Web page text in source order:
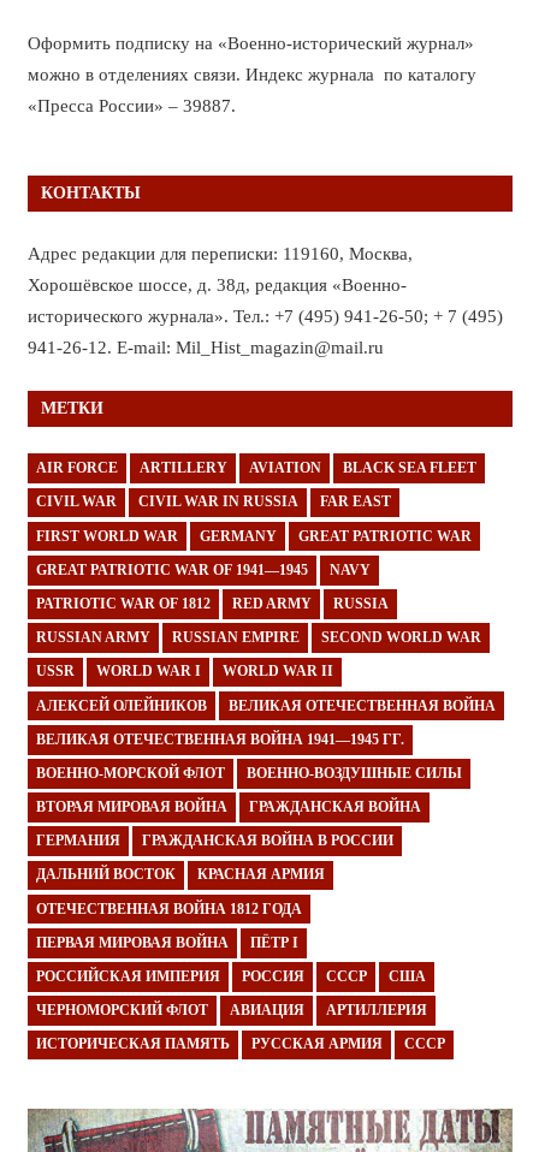
Оформить подписку на «Военно-исторический журнал»
можно в отделениях связи. Индекс журнала по каталогу
«Пресса России» – 39887.
КОНТАКТЫ
Адрес редакции для переписки: 119160, Москва,
Хорошёвское шоссе, д. 38д, редакция «Военно-
исторического журнала». Тел.: +7 (495) 941-26-50; + 7 (495)
941-26-12. E-mail: Mil_Hist_magazin@mail.ru
МЕТКИ
AIR FORCE ARTILLERY AVIATION BLACK SEA FLEET
CIVIL WAR CIVIL WAR IN RUSSIA FAR EAST
FIRST WORLD WAR GERMANY GREAT PATRIOTIC WAR
GREAT PATRIOTIC WAR OF 1941—1945 NAVY
PATRIOTIC WAR OF 1812 RED ARMY RUSSIA
RUSSIAN ARMY RUSSIAN EMPIRE SECOND WORLD WAR
USSR WORLD WAR I WORLD WAR II
АЛЕКСЕЙ ОЛЕЙНИКОВ ВЕЛИКАЯ ОТЕЧЕСТВЕННАЯ ВОЙНА
ВЕЛИКАЯ ОТЕЧЕСТВЕННАЯ ВОЙНА 1941—1945 ГГ.
ВОЕННО-МОРСКОЙ ФЛОТ ВОЕННО-ВОЗДУШНЫЕ СИЛЫ
ВТОРАЯ МИРОВАЯ ВОЙНА ГРАЖДАНСКАЯ ВОЙНА
ГЕРМАНИЯ ГРАЖДАНСКАЯ ВОЙНА В РОССИИ
ДАЛЬНИЙ ВОСТОК КРАСНАЯ АРМИЯ
ОТЕЧЕСТВЕННАЯ ВОЙНА 1812 ГОДА
ПЕРВАЯ МИРОВАЯ ВОЙНА ПЁТР I
РОССИЙСКАЯ ИМПЕРИЯ РОССИЯ СССР США
ЧЕРНОМОРСКИЙ ФЛОТ АВИАЦИЯ АРТИЛЛЕРИЯ
ИСТОРИЧЕСКАЯ ПАМЯТЬ РУССКАЯ АРМИЯ СССР